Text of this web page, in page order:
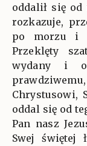
oddalił się
rozkazuje,
po morzu i
Przeklęty
wydany i
Chrystusowi,
oddal się od
Pan nasz
Swej świętej